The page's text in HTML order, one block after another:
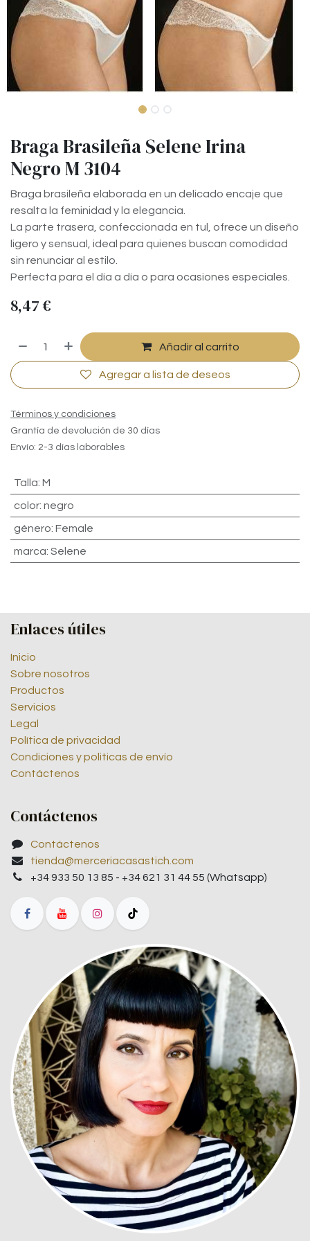
Braga Brasileña Selene Irina
Negro M 3104
Braga brasileña elaborada en un delicado encaje que
resalta la feminidad y la elegancia.
La parte trasera, confeccionada en tul, ofrece un diseño
ligero y sensual, ideal para quienes buscan comodidad
sin renunciar al estilo.
Perfecta para el día a día o para ocasiones especiales.
8,47 €
Añadir al carrito
Agregar a lista de deseos
Términos y condiciones
Grantía de devolución de 30 días
Envío: 2-3 días laborables
Talla: M
color: negro
género: Female
marca: Selene
Enlaces útiles
Inicio
Sobre nosotros
Productos
Servicios
Legal
Política de privacidad
Condiciones y politicas de envío
Contáctenos
Contáctenos
Contáctenos
tienda@merceriacasastich.com
+34 933 50 13 85 - +34 621 31 44 55 (Whatsapp)